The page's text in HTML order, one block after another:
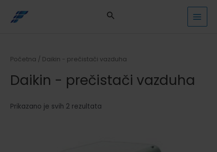
Početna / Daikin - prečistači vazduha
Daikin - prečistači vazduha
Prikazano je svih 2 rezultata